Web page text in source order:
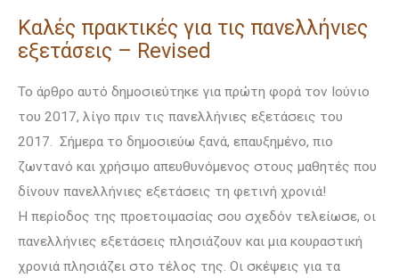
Καλές πρακτικές για τις πανελλήνιες
εξετάσεις – Revised
Το άρθρο αυτό δημοσιεύτηκε για πρώτη φορά τον Ιούνιο
του 2017, λίγο πριν τις πανελλήνιες εξετάσεις του
2017. Σήμερα το δημοσιεύω ξανά, επαυξημένο, πιο
ζωντανό και χρήσιμο απευθυνόμενος στους μαθητές που
δίνουν πανελλήνιες εξετάσεις τη φετινή χρονιά!
Η περίοδος της προετοιμασίας σου σχεδόν τελείωσε, οι
πανελλήνιες εξετάσεις πλησιάζουν και μια κουραστική
χρονιά πλησιάζει στο τέλος της. Οι σκέψεις για τα